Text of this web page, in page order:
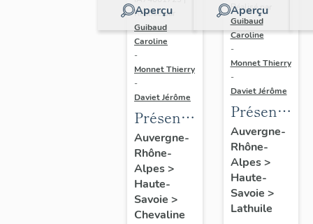
Aperçu
Réalisé par
Guibaud
Caroline
-
Monnet Thierry
-
Daviet Jérôme
Présentation
de la
commune
de
Chevaline
Auvergne-
Rhône-
Alpes>
Haute-
Savoie >
Chevaline
Aperçu
Réalisé par
Guibaud
Caroline
-
Monnet Thierry
-
Daviet Jérôme
de la
commune
de
Lathuile
Auvergne-
Rhône-
Alpes>
Haute-
Savoie >
Lathuile